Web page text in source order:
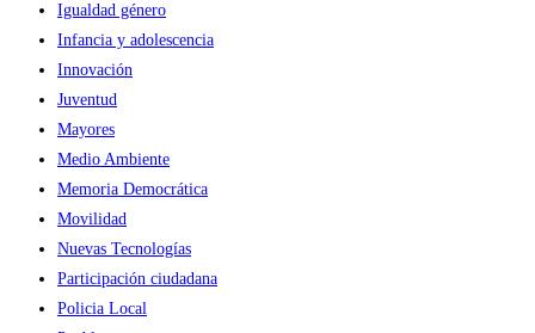
Igualdad género
Infancia y adolescencia
Innovación
Juventud
Mayores
Medio Ambiente
Memoria Democrática
Movilidad
Nuevas Tecnologías
Participación ciudadana
Policia Local